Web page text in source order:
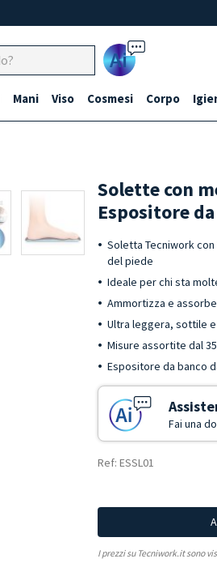
Ai
Mani Viso Cosmesi Corpo
Solette con
Espositore
Soletta Tecniwork
del piede
Ideale per chi sta
Ammortizza e
Ultra leggera, sottile
Misure assortite dal
Espositore da banco
Fai una
Ref: ESSL01
I prezzi su Tecniwork.it sono